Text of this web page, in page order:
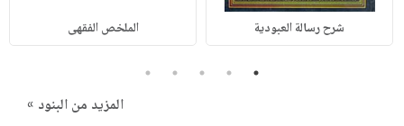
شرح رسالة العبودية الملخص الفقهى
1
2
3
4
5
المزيد من البنود »